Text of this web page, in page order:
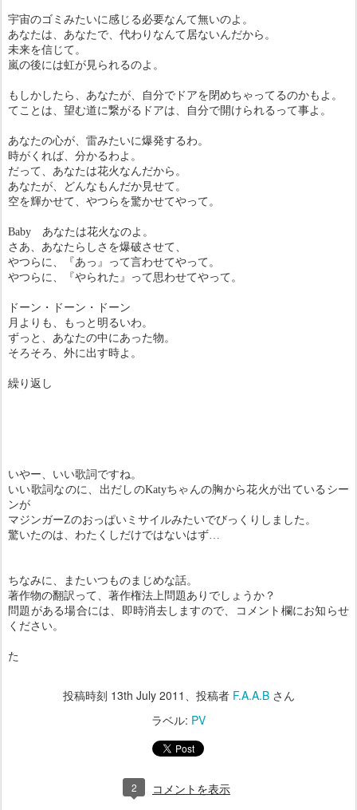
宇宙のゴミみたいに感じる必要なんて無いのよ。
あなたは、あなたで、代わりなんて居ないんだから。
未来を信じて。
嵐の後には虹が見られるのよ。
もしかしたら、あなたが、自分でドアを閉めちゃってるのかもよ。
てことは、望む道に繋がるドアは、自分で開けられるって事よ。
あなたの心が、雷みたいに爆発するわ。
時がくれば、分かるわよ。
だって、あなたは花火なんだから。
あなたが、どんなもんだか見せて。
空を輝かせて、やつらを驚かせてやって。
Baby あなたは花火なのよ。
さあ、あなたらしさを爆破させて、
やつらに、『あっ』って言わせてやって。
やつらに、『やられた』って思わせてやって。
ドーン・ドーン・ドーン
月よりも、もっと明るいわ。
ずっと、あなたの中にあった物。
そろそろ、外に出す時よ。
繰り返し
いやー、いい歌詞ですね。
いい歌詞なのに、出だしのKatyちゃんの胸から花火が出ているシー
ンが
マジンガーZのおっぱいミサイルみたいでびっくりしました。
驚いたのは、わたくしだけではないはず…
ちなみに、またいつものまじめな話。
著作物の翻訳って、著作権法上問題ありでしょうか？
問題がある場合には、即時消去しますので、コメント欄にお知らせ
ください。
た
投稿時刻 13th July 2011 、投稿者 F.A.A.Bさん
ラベル: PV
2 コメントを表示